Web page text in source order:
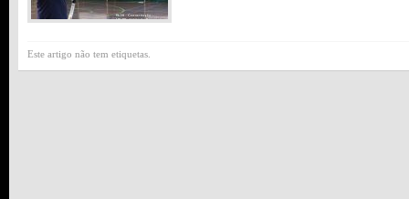
Este artigo não tem etiquetas.